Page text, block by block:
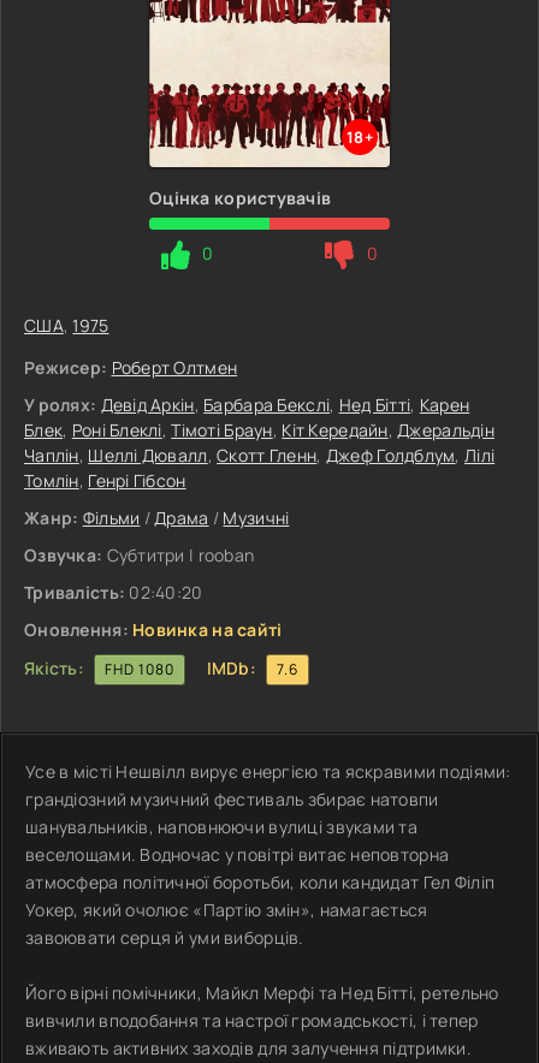
18+
Оцінка користувачів
0 0
США,1975
Режисер: Роберт Олтмен
У ролях: Девід Аркін, Барбара Бекслі, Нед Бітті, Карен
Блек, Роні Блеклі,Тімоті Браун, Кіт Кередайн,Джеральдін
Чаплін, Шеллі Дювалл,Скотт Гленн, Джеф Голдблум,Лілі
Томлін, Генрі Гібсон
Жанр: Фільми /Драма / Музичні
Озвучка: Субтитри | rooban
Тривалість: 02:40:20
Оновлення: Новинка на сайті
Якість:
FHD 1080 IMDb: 7.6
Усе в місті Нешвілл вирує енергією та яскравими подіями:
грандіозний музичний фестиваль збирає натовпи
шанувальників, наповнюючи вулиці звуками та
веселощами. Водночас у повітрі витає неповторна
атмосфера політичної боротьби, коли кандидат Гел Філіп
Уокер, який очолює «Партію змін», намагається
завоювати серця й уми виборців.
Його вірні помічники, Майкл Мерфі та Нед Бітті, ретельно
вивчили вподобання та настрої громадськості, і тепер
вживають активних заходів для залучення підтримки.